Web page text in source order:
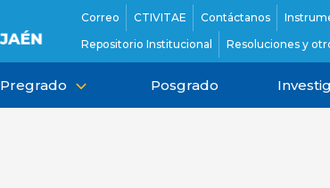
Correo CTIVITAE Contáctanos
Repositorio Institucional
Resoluciones y
Pregrado Posgrado